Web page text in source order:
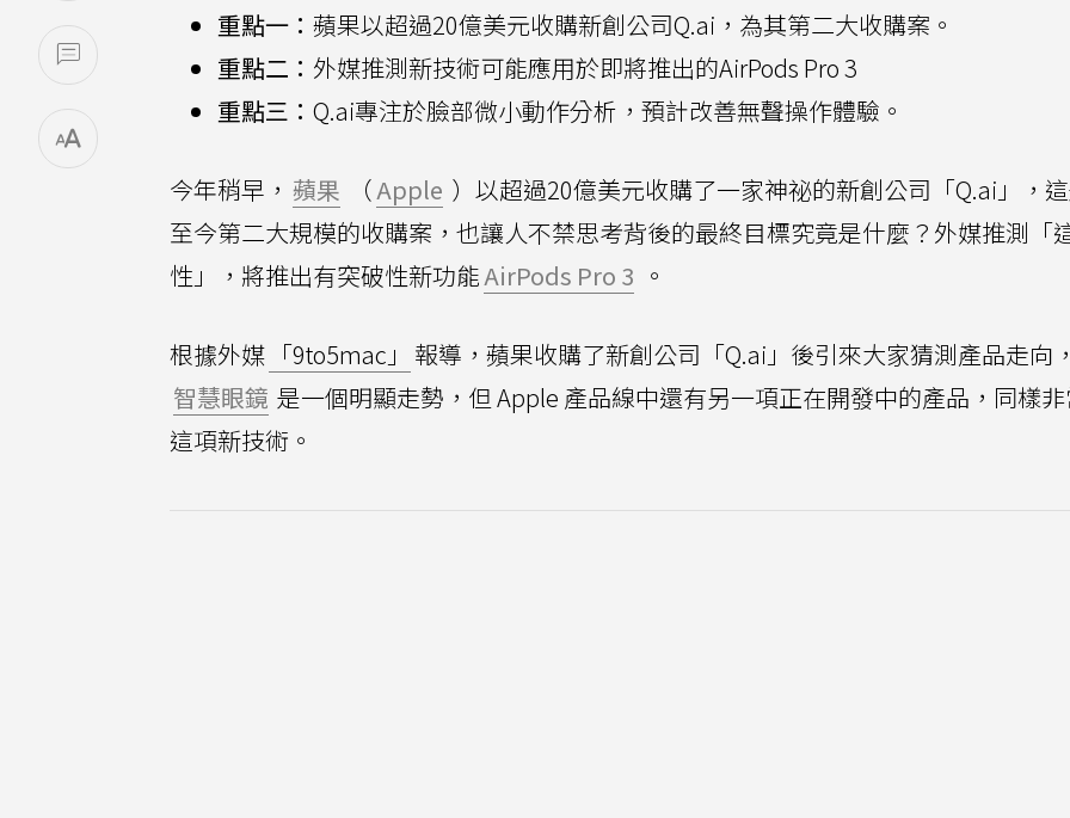
重點一： 蘋果以超過20億美元收購新創公司Q.ai，為其第二大收購案。
重點二： 外媒推測新技術可能應用於即將推出的AirPods Pro 3
重點三： Q.ai專注於臉部微小動作分析，預計改善無聲操作體驗。
今年稍早， 蘋果 （Apple ）以超過20億美元收購了一家神祕的新創公司「Q.ai」，
至今第二大規模的收購案，也讓人不禁思考背後的最終目標究竟是什麼？外媒推測「
性」，將推出有突破性新功能AirPods Pro 3 。
根據外媒 「9to5mac」 報導，蘋果收購了新創公司「Q.ai」後引來大家猜測產品走向
智慧眼鏡 是一個明顯走勢，但 Apple 產品線中還有另一項正在開發中的產品，同樣
這項新技術。